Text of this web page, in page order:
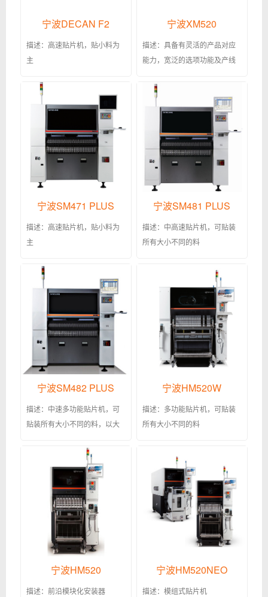
宁波DECAN F2
描述：高速贴片机，贴小料为
主
宁波XM520
描述：具备有灵活的产品对应
能力，宽泛的选项功能及产线
宁波SM471 PLUS
描述：高速贴片机，贴小料为
主
宁波SM481 PLUS
描述：中高速贴片机，可贴装
所有大小不同的料
宁波SM482 PLUS
描述：中速多功能贴片机，可
贴装所有大小不同的料，以大
宁波HM520W
描述：多功能贴片机，可贴装
所有大小不同的料
宁波HM520
描述：前沿模块化安装器
宁波HM520NEO
描述：模组式贴片机